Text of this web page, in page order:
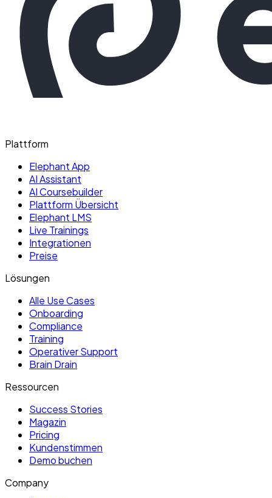
Plattform
Elephant App
AI Assistant
AI Coursebuilder
Plattform Übersicht
Elephant LMS
Live Trainings
Integrationen
Preise
Lösungen
Alle Use Cases
Onboarding
Compliance
Training
Operativer Support
Brain Drain
Ressourcen
Success Stories
Magazin
Pricing
Kundenstimmen
Demo buchen
Company